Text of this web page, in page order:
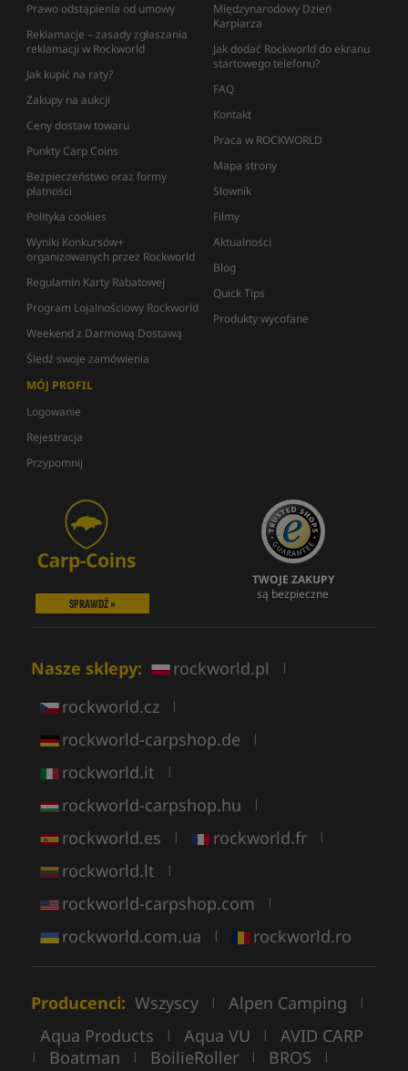
Prawo odstąpienia od umowy
Reklamacje – zasady zgłaszania
reklamacji w Rockworld
Jak kupić na raty?
Zakupy na aukcji
Ceny dostaw towaru
Punkty Carp Coins
Bezpieczeństwo oraz formy
płatności
Polityka cookies
Wyniki Konkursów+
organizowanych przez Rockworld
Regulamin Karty Rabatowej
Program Lojalnościowy Rockworld
Weekend z Darmową Dostawą
Śledź swoje zamówienia
Międzynarodowy Dzień
Karpiarza
Jak dodać Rockworld do ekranu
startowego telefonu?
FAQ
Kontakt
Praca w ROCKWORLD
Mapa strony
Słownik
Filmy
Aktualności
Blog
Quick Tips
Produkty wycofane
MÓJ PROFIL
Logowanie
Rejestracja
Przypomnij
SPRAWDŹ »
TWOJE ZAKUPY
są bezpieczne
Nasze sklepy: rockworld.pl |
rockworld.cz |
rockworld-carpshop.de |
rockworld.it |
rockworld-carpshop.hu |
rockworld.es | rockworld.fr |
rockworld.lt |
rockworld-carpshop.com |
rockworld.com.ua | rockworld.ro
Producenci: Wszyscy | Alpen Camping |
Aqua Products | Aqua VU | AVID CARP
| Boatman | BoilieRoller | BROS |